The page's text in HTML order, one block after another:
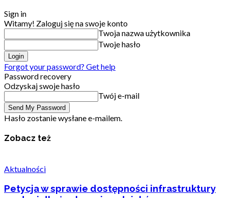
Sign in
Witamy! Zaloguj się na swoje konto
Twoja nazwa użytkownika
Twoje hasło
Forgot your password? Get help
Password recovery
Odzyskaj swoje hasło
Twój e-mail
Hasło zostanie wysłane e-mailem.
Zobacz też
Aktualności
Petycja w sprawie dostępności infrastruktury